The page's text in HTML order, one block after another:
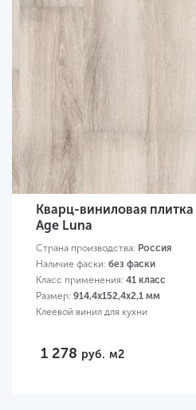
Кварц-виниловая
Age Luna
Страна производства: Россия
Наличие фаски: без фаски
Класс применения: 41 класс
Размер: 914,4х152,4х2,1 мм
Клеевой винил для кухни
1 278 руб. м2